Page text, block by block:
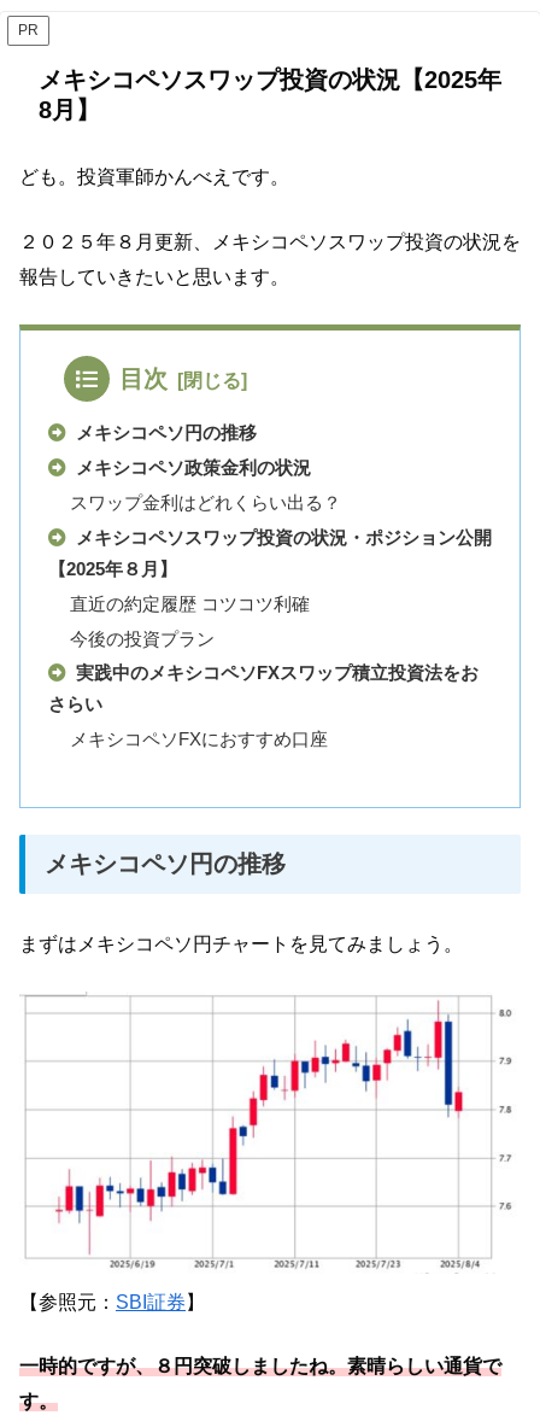
PR
メキシコペソスワップ投資の状況【2025年
8月】
ども。投資軍師かんべえです。
２０２５年８月更新、メキシコペソスワップ投資の状況を
報告していきたいと思います。
目次
メキシコペソ円の推移
メキシコペソ政策金利の状況
スワップ金利はどれくらい出る？
メキシコペソスワップ投資の状況・ポジション公開
【2025年８月】
直近の約定履歴 コツコツ利確
今後の投資プラン
実践中のメキシコペソFXスワップ積立投資法をお
さらい
メキシコペソFXにおすすめ口座
メキシコペソ円の推移
まずはメキシコペソ円チャートを見てみましょう。
【参照元： SBI証券】
一時的ですが、８円突破しましたね。素晴らしい通貨で
す。